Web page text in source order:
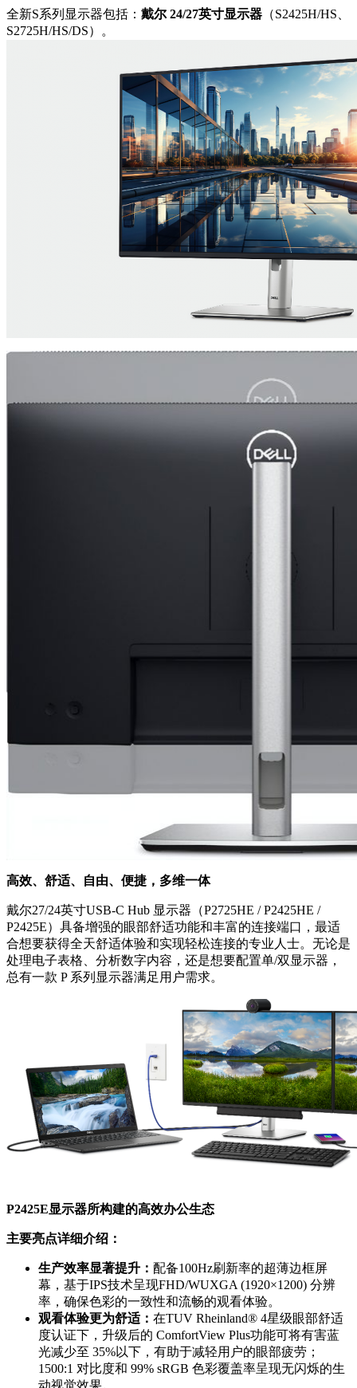
全新S系列显示器包括： 戴尔 24/27英寸显示器 （S2425H/HS、
S2725H/HS/DS）。
高效、舒适、自由、便捷，多维一体
戴尔27/24英寸USB-C Hub 显示器（P2725HE / P2425HE /
P2425E）具备增强的眼部舒适功能和丰富的连接端口，最适
合想要获得全天舒适体验和实现轻松连接的专业人士。无论是
处理电子表格、分析数字内容，还是想要配置单/双显示器，
总有一款 P 系列显示器满足用户需求。
P2425E显示器所构建的高效办公生态
主要亮点详细介绍：
生产效率显著提升： 配备100Hz刷新率的超薄边框屏
幕，基于IPS技术呈现FHD/WUXGA (1920×1200) 分辨
率，确保色彩的一致性和流畅的观看体验。
观看体验更为舒适： 在TUV Rheinland® 4星级眼部舒适
度认证下，升级后的 ComfortView Plus功能可将有害蓝
光减少至 35%以下，有助于减轻用户的眼部疲劳；
1500:1 对比度和 99% sRGB 色彩覆盖率呈现无闪烁的生